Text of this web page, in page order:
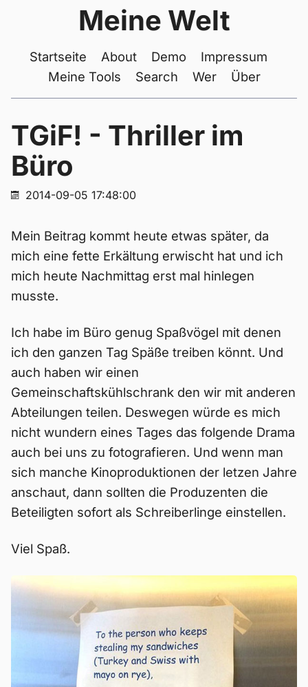
Meine Welt
Startseite About Demo
Impressum
Meine Tools
Search Wer Über
TGiF! - Thriller im
Büro
2014-09-05 17:48:00
Mein Beitrag kommt heute etwas später, da
mich eine fette Erkältung erwischt hat und ich
mich heute Nachmittag erst mal hinlegen
musste.
Ich habe im Büro genug Spaßvögel mit denen
ich den ganzen Tag Späße treiben könnt. Und
auch haben wir einen
Gemeinschaftskühlschrank den wir mit anderen
Abteilungen teilen. Deswegen würde es mich
nicht wundern eines Tages das folgende Drama
auch bei uns zu fotografieren. Und wenn man
sich manche Kinoproduktionen der letzen Jahre
anschaut, dann sollten die Produzenten die
Beteiligten sofort als Schreiberlinge einstellen.
Viel Spaß.